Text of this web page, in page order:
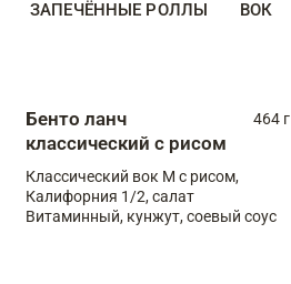
ЗАПЕЧЁННЫЕ РОЛЛЫ ВОК
Бенто ланч
классический с рисом
464 г
Классический вок М с рисом,
Калифорния 1/2, салат
Витаминный, кунжут, соевый соус